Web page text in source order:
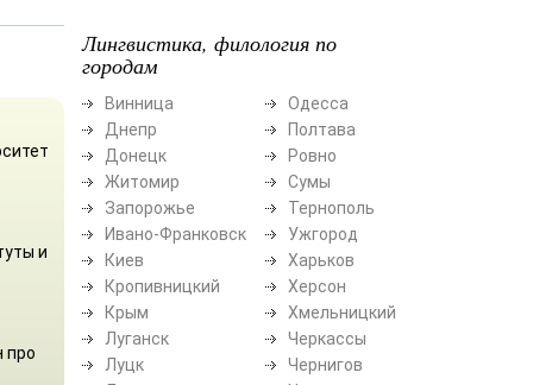
и
про
Лингвистика, филология по
городам
Винница
Днепр
Донецк
Житомир
Запорожье
Ивано-Франковск
Киев
Кропивницкий
Крым
Луганск
Луцк
Одесса
Полтава
Ровно
Сумы
Тернополь
Ужгород
Харьков
Херсон
Хмельницкий
Черкассы
Чернигов